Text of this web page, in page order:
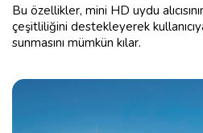
Bu özellikler, mini HD uydu
çeşitliliğini destekleyerek
sunmasını mümkün kılar.